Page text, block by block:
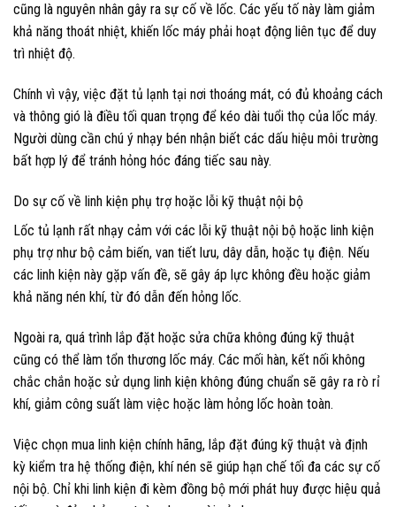
cũng là nguyên nhân gây ra sự cố về lốc. Các yếu tố này làm giảm
khả năng thoát nhiệt, khiến lốc máy phải hoạt động liên tục để duy
trì nhiệt độ.
Chính vì vậy, việc đặt tủ lạnh tại nơi thoáng mát, có đủ khoảng cách
và thông gió là điều tối quan trọng để kéo dài tuổi thọ của lốc máy.
Người dùng cần chú ý nhạy bén nhận biết các dấu hiệu môi trường
bất hợp lý để tránh hỏng hóc đáng tiếc sau này.
Do sự cố về linh kiện phụ trợ hoặc lỗi kỹ thuật nội bộ
Lốc tủ lạnh rất nhạy cảm với các lỗi kỹ thuật nội bộ hoặc linh kiện
phụ trợ như bộ cảm biến, van tiết lưu, dây dẫn, hoặc tụ điện. Nếu
các linh kiện này gặp vấn đề, sẽ gây áp lực không đều hoặc giảm
khả năng nén khí, từ đó dẫn đến hỏng lốc.
Ngoài ra, quá trình lắp đặt hoặc sửa chữa không đúng kỹ thuật
cũng có thể làm tổn thương lốc máy. Các mối hàn, kết nối không
chắc chắn hoặc sử dụng linh kiện không đúng chuẩn sẽ gây ra rò rỉ
khí, giảm công suất làm việc hoặc làm hỏng lốc hoàn toàn.
Việc chọn mua linh kiện chính hãng, lắp đặt đúng kỹ thuật và định
kỳ kiểm tra hệ thống điện, khí nén sẽ giúp hạn chế tối đa các sự cố
nội bộ. Chỉ khi linh kiện đi kèm đồng bộ mới phát huy được hiệu quả